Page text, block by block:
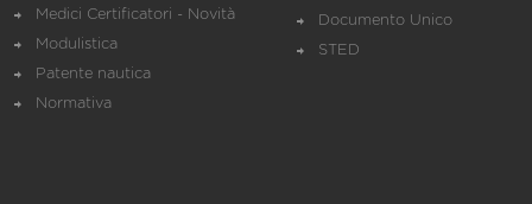
Medici Certificatori - Novità
Modulistica
Patente nautica
Normativa
Documento Unico
STED